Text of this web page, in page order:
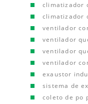
climatizador
climatizador
ventilador
ventilador
ventilador
ventilador
exaustor
sistema de
coleto de po